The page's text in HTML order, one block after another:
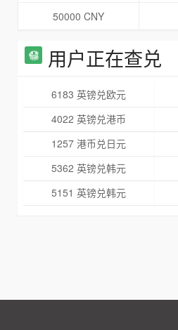
50000 CNY
用户正在查兑
6183 英镑兑欧元
4022 英镑兑港币
1257 港币兑日元
5362 英镑兑韩元
5151 英镑兑韩元